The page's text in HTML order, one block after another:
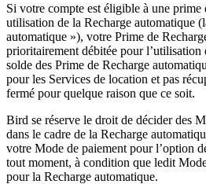
Si votre compte est éligible à une prime
utilisation de la Recharge automatique
automatique »), votre Prime de
prioritairement débitée pour l’utilisation
solde des Prime de Recharge
pour les Services de location et pas
fermé pour quelque raison que ce soit.
Bird se réserve le droit de décider des
dans le cadre de la Recharge
votre Mode de paiement pour l’option
tout moment, à condition que ledit
pour la Recharge automatique.